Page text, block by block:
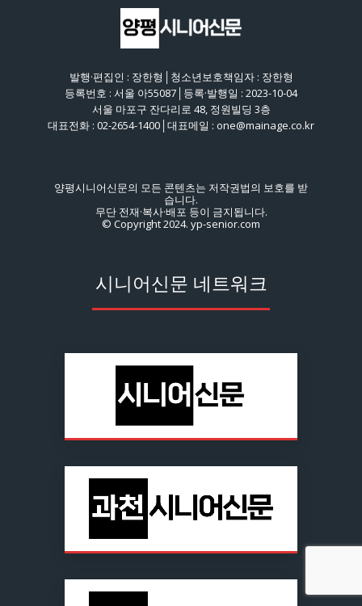
발행·편집인 : 장한형│청소년보호책임자 : 장한형
등록번호 : 서울 아55087│등록·발행일 : 2023-10-04
서울 마포구 잔다리로 48, 정원빌딩 3층
대표전화 : 02-2654-1400│대표메일 : one@mainage.co.kr
양평시니어신문의 모든 콘텐츠는 저작권법의 보호를 받
습니다.
무단 전재·복사·배포 등이 금지됩니다.
© Copyright 2024. yp-senior.com
시니어신문 네트워크